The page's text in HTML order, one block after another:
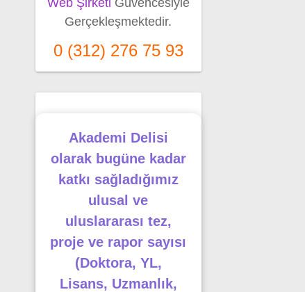
Gerçekleşmektedir.
0 (312) 276 75 93
Akademi Delisi
olarak bugüne kadar
katkı sağladığımız
ulusal ve
uluslararası tez,
proje ve rapor sayısı
(Doktora, YL,
Lisans, Uzmanlık,